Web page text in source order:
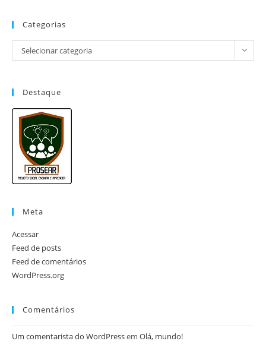
Categorias
Selecionar categoria
Destaque
Meta
Acessar
Feed de posts
Feed de comentários
WordPress.org
Comentários
Um comentarista do WordPressem Olá, mundo!